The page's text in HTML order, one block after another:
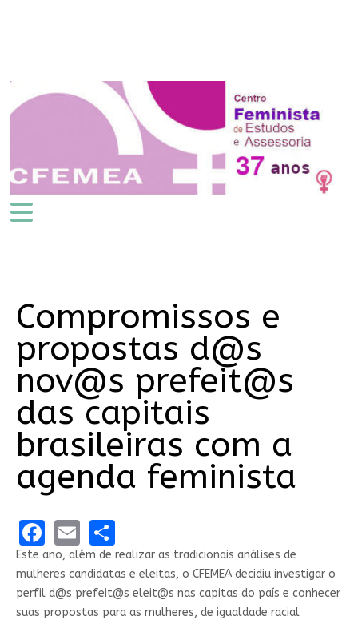
Compromissos e
propostas d@s
nov@s prefeit@s
das capitais
brasileiras com a
agenda feminista
Facebook
EmailShare
Este ano, além de realizar as tradicionais análises de
mulheres candidatas e eleitas, o CFEMEA decidiu investigar o
perfil d@s prefeit@s eleit@s nas capitas do país e conhecer
suas propostas para as mulheres, de igualdade racial